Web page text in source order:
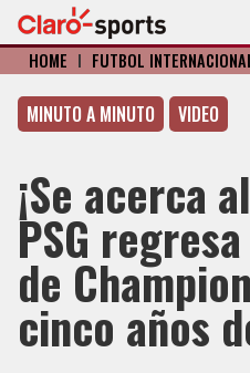
HOME I FÚTBOL
MINUTO A MINUTO VIDEO
¡Se acerca
PSG
de
cinco años